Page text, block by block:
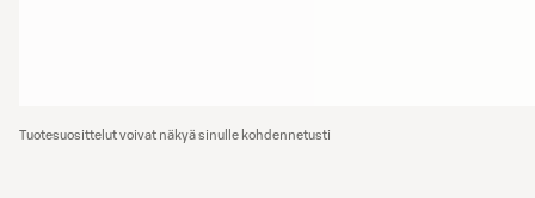
Tuotesuosittelut voivat näkyä sinulle kohdennetusti